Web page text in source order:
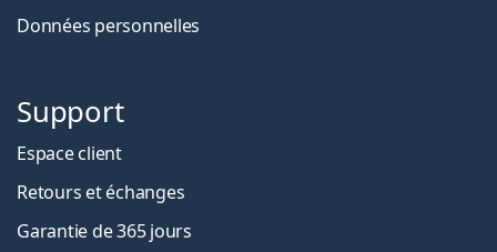
Données personnelles
Support
Espace client
Retours et échanges
Garantie de 365 jours